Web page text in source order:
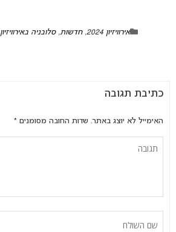
אירוויזיון 2024 ,חדשות,סלובניה באירוויזיון
כתיבת תגובה
האימייל לא יוצג באתר. שדות החובה מסומנים *